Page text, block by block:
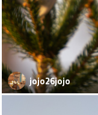
jojo26jojo